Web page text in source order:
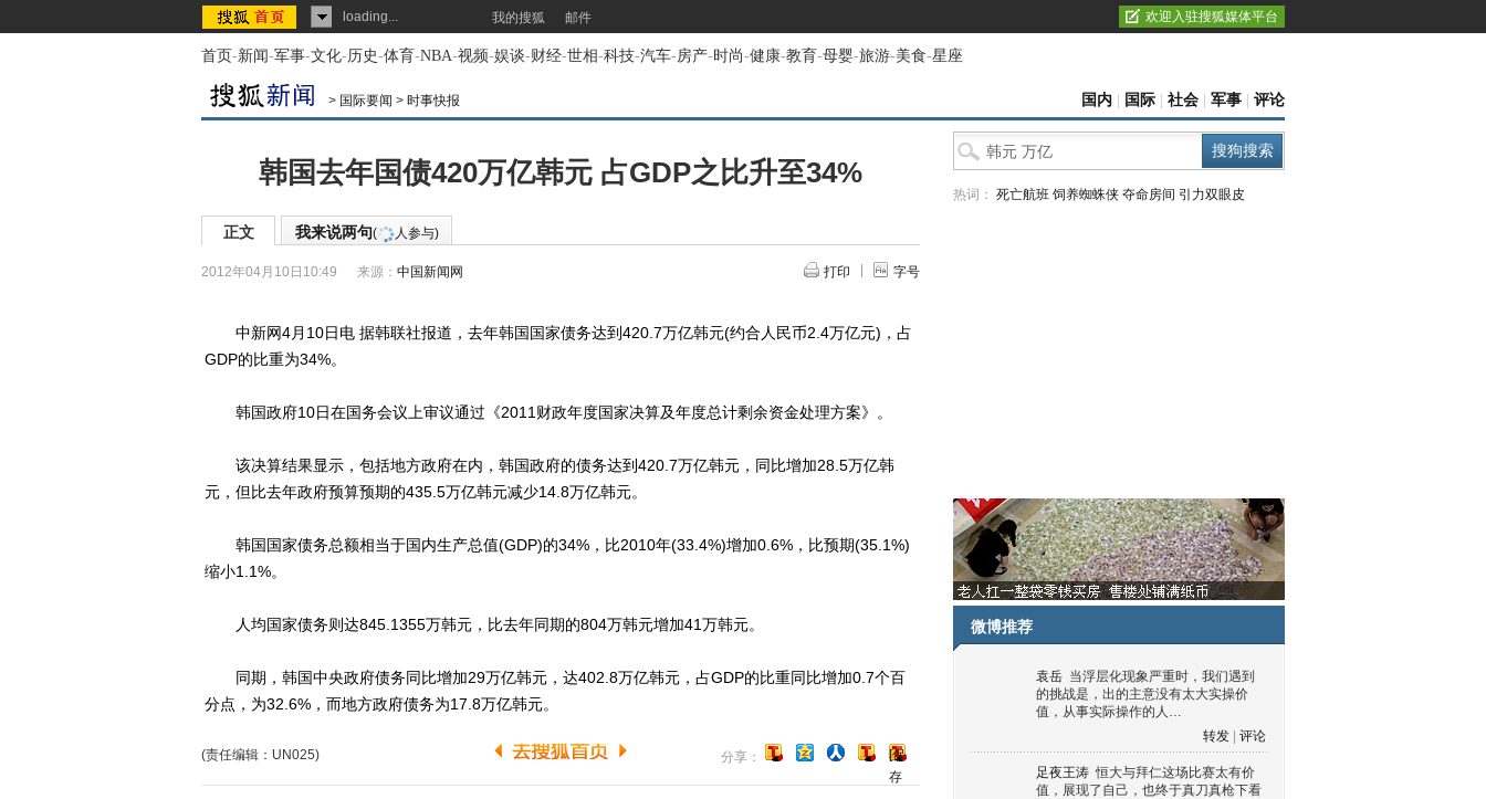
loading... 我的搜狐 邮件 欢迎入驻搜狐媒体平台
首页-新闻-军事-文化-历史-体育-NBA-视频-娱谈-财经-世相-科技-汽车-房产-时尚-健康-教育-母婴-旅游-美食-星座
> 国际要闻 > 时事快报 国内 国际 社会 军事 评论
韩国去年国债420万亿韩元 占GDP之比升至34%
正文 我来说两句( 人参与)
2012年04月10日10:49 来源： 中国新闻网 打印 字号
中新网4月10日电 据韩联社报道，去年韩国国家债务达到420.7万亿韩元(约合人民币2.4万亿元)，占
GDP的比重为34%。
韩国政府10日在国务会议上审议通过《2011财政年度国家决算及年度总计剩余资金处理方案》。
该决算结果显示，包括地方政府在内，韩国政府的债务达到420.7万亿韩元，同比增加28.5万亿韩
元，但比去年政府预算预期的435.5万亿韩元减少14.8万亿韩元。
韩国国家债务总额相当于国内生产总值(GDP)的34%，比2010年(33.4%)增加0.6%，比预期(35.1%)
缩小1.1%。
人均国家债务则达845.1355万韩元，比去年同期的804万韩元增加41万韩元。
同期，韩国中央政府债务同比增加29万亿韩元，达402.8万亿韩元，占GDP的比重同比增加0.7个百
分点，为32.6%，而地方政府债务为17.8万亿韩元。
(责任编辑：UN025) 分享：
[保
存
热词： 死亡航班 饲养蜘蛛侠 夺命房间 引力双眼皮
微博推荐
袁岳 当浮层化现象严重时，我们遇到
的挑战是，出的主意没有太大实操价
值，从事实际操作的人…
转发
评论
足夜王涛 恒大与拜仁这场比赛太有价
值，展现了自己，也终于真刀真枪下看